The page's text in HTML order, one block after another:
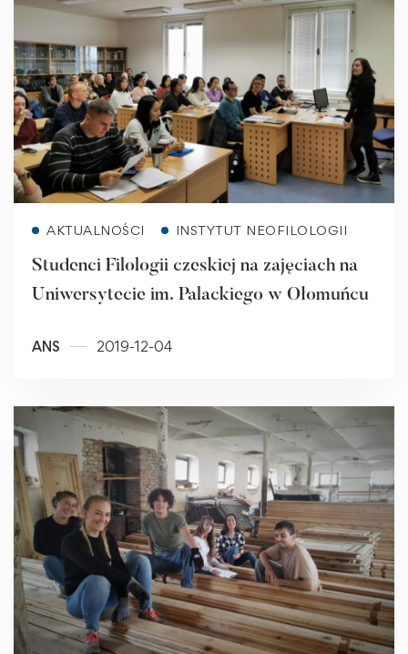
AKTUALNOŚCI INSTYTUT NEOFILOLOGII
Studenci Filologii czeskiej na zajęciach na
Uniwersytecie im. Palackiego w Ołomuńcu
ANS 2019-12-04